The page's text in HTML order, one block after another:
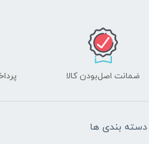
ضمانت اصل‌بودن کالا
دسته بندی ها